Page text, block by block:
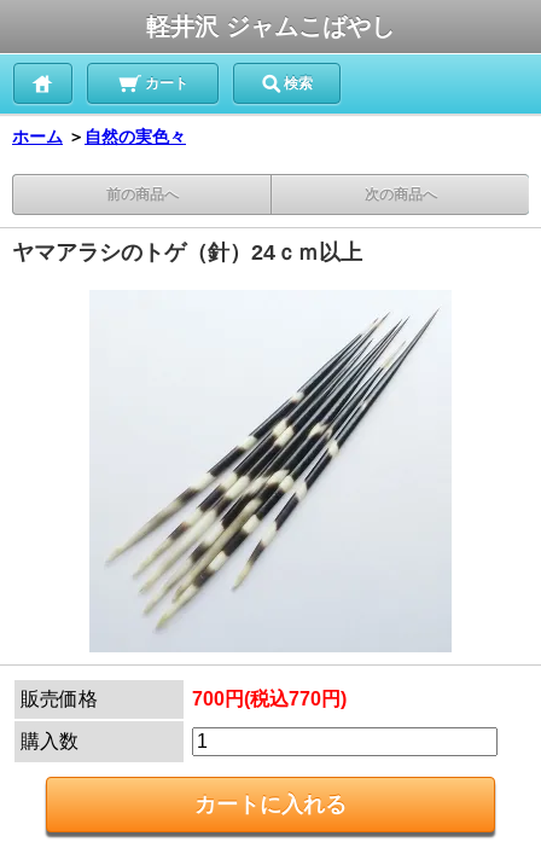
軽井沢 ジャムこばやし
カート 検索
ホーム ＞ 自然の実色々
前の商品へ 次の商品へ
ヤマアラシのトゲ（針）24ｃｍ以上
販売価格 700円(税込770円)
購入数